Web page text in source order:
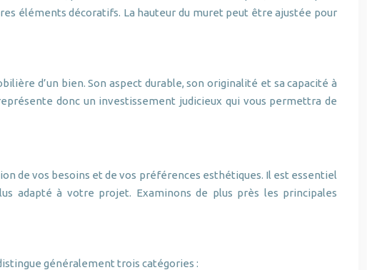
éléments décoratifs. La hauteur du muret peut être ajustée pour
d’un bien. Son aspect durable, son originalité et sa capacité à
donc un investissement judicieux qui vous permettra de
de vos besoins et de vos préférences esthétiques. Il est essentiel
adapté à votre projet. Examinons de plus près les principales
généralement trois catégories :